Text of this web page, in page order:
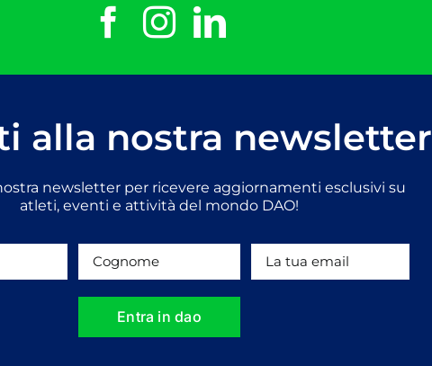
alla nostra newsletter
newsletter per ricevere aggiornamenti esclusivi su
atleti, eventi e attività del mondo DAO!
Entra in dao